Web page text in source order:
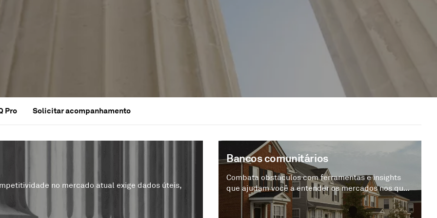
Pro Solicitar acompanhamento
no mercado atual exige dados úteis,
Bancos comunitários
Combata obstáculos com ferramentas e insights
que ajudam você a entender os mercados nos quais
opera, equilibrar riscos e retornos, identificar
oportunidades de pipeline e normas operacionais